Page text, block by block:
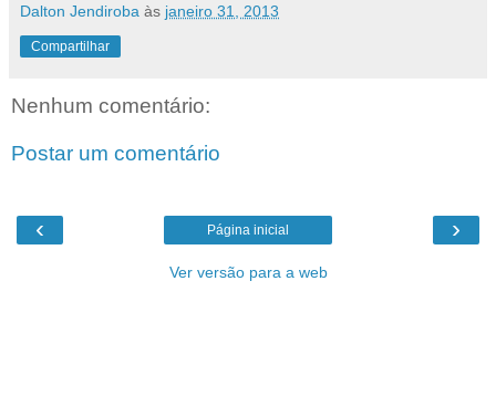
Dalton Jendiroba às janeiro 31, 2013
Compartilhar
Nenhum comentário:
Postar um comentário
‹ ›
Página inicial
Ver versão para a web